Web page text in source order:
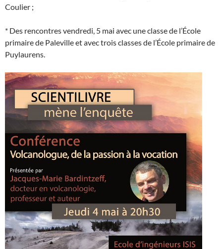
Coulier ;
* Des rencontres vendredi, 5 mai avec une classe de l’École
primaire de Paleville et avec trois classes de l’École primaire de
Puylaurens.